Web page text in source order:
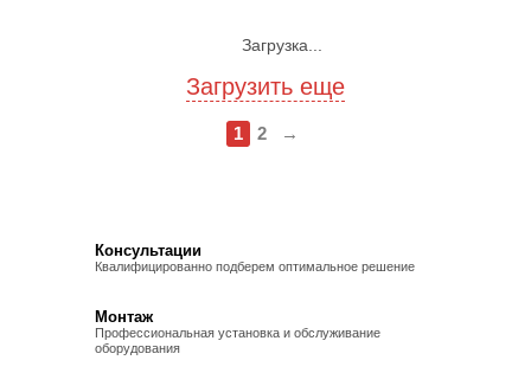
Загрузка...
Загрузить еще
1 2 →
Консультации
Квалифицированно подберем оптимальное решение
Монтаж
Профессиональная установка и обслуживание
оборудования